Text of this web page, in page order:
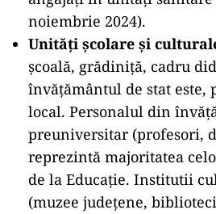
noiembrie 2024).
Unități școlare și
școală, grădiniță, cadru
învățământul de stat este,
local. Personalul din
preuniversitar (profesori,
reprezintă majoritatea
de la Educație. Institutii
(muzee județene,